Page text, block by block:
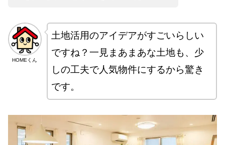
HOMEくん
土地活用のアイデアがすごいらしい
ですね？一見まあまあな土地も、少
しの工夫で人気物件にするから驚き
です。